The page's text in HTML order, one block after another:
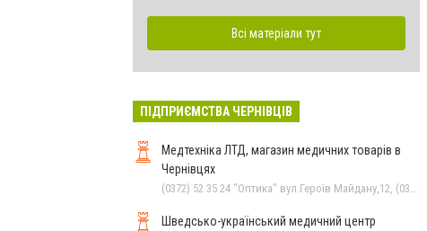
Всі матеріали тут
ПІДПРИЄМСТВА ЧЕРНІВЦІВ
Медтехніка ЛТД, магазин медичних товарів в
Чернівцях
Шведсько-український медичний центр